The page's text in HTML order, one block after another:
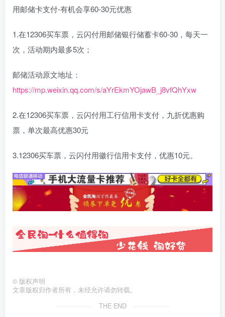
用邮储卡支付-有机会享60-30元优惠
1.在12306买车票，云闪付用邮储银行储蓄卡60-30，每天一
次，活动期内最多5次；
邮储活动原文地址：
https://mp.weixin.qq.com/s/aYrEkmYOjawB_j8vfQhYxw
2.在12306买车票，云闪付用工行信用卡支付，九折优惠购
票，单次最高优惠30元
3.12306买车票，云闪付用徽行信用卡支付，优惠10元。
© 版权声明
文章版权归作者所有，未经允许请勿转载。
THE END